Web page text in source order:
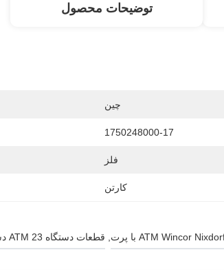
توضیحات محصول
چین
1750248000-17
فلز
کارتن
قطعات دستگاه ATM 23 دستگاه دندان